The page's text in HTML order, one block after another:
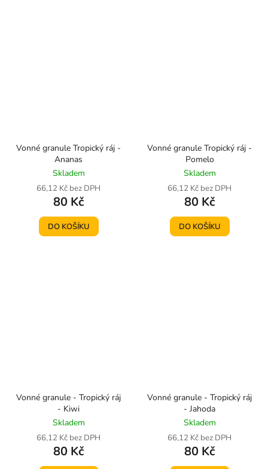
Vonné granule Tropický ráj -
Ananas
Skladem
66,12 Kč bez DPH
80 Kč
DO KOŠÍKU
Vonné granule Tropický ráj -
Pomelo
Skladem
66,12 Kč bez DPH
80 Kč
DO KOŠÍKU
Vonné granule - Tropický ráj
- Kiwi
Skladem
66,12 Kč bez DPH
80 Kč
Vonné granule - Tropický ráj
- Jahoda
Skladem
66,12 Kč bez DPH
80 Kč